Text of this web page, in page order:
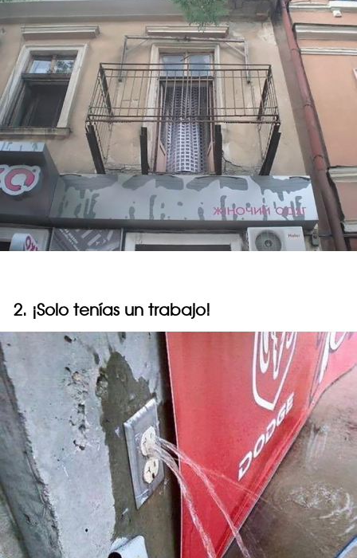
2. ¡Solo tenías un trabajo!